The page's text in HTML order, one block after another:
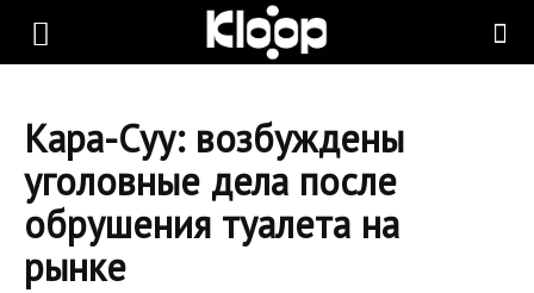
KLOOP.KG
Новости
Кара-Суу: возбуждены
уголовные дела после
обрушения туалета на
рынке